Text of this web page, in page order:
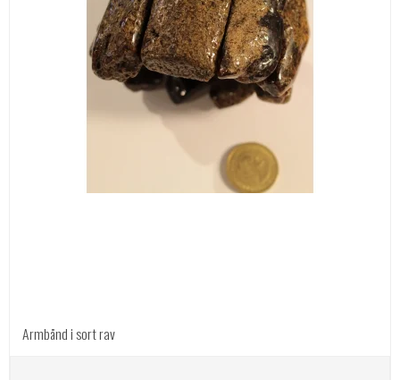
Armbånd i sort rav